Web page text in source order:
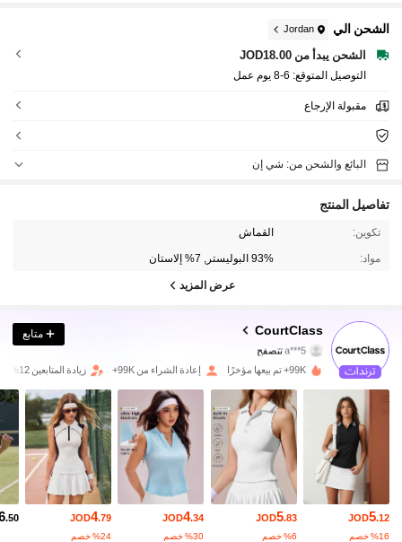
الشحن الي Jordan
الشحن يبدأ من JOD18.00
التوصيل المتوقع: 6-8 يوم عمل
مقبولة الإرجاع
البائع والشحن من: شي إن
تفاصيل المنتج
تكوين: القماش
مواد: 93% البوليستر, 7% إلاستان
عرض المزيد
CourtClass
4.91
137K متابعون
4.91 137K متابعون
4.91 137K متابعون
4.91 137K متابعون
4.91 137K متابعون
متابع
99K+ تم بيعها مؤخرًا إعادة الشراء من 99K+ زيادة المتابعين 12%
JOD5.12
‎%16‎ خصم
JOD5.83
‎%6‎ خصم
JOD4.34
‎%30‎ خصم
JOD4.79
‎%24‎ خصم
.50